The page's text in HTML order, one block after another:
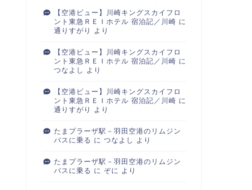
【空港ビュー】川崎キングスカイフロ
ント東急ＲＥＩホテル 宿泊記／川崎 に
通りすがり
より
【空港ビュー】川崎キングスカイフロ
ント東急ＲＥＩホテル 宿泊記／川崎 に
つなよし
より
【空港ビュー】川崎キングスカイフロ
ント東急ＲＥＩホテル 宿泊記／川崎 に
通りすがり
より
たまプラーザ駅－羽田空港のリムジン
バスに乗る に つなよし より
たまプラーザ駅－羽田空港のリムジン
バスに乗る に ぞに より